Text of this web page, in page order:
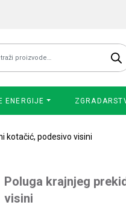
ENERGIJE
kotačić, podesivo visini
Poluga krajnjeg
visini